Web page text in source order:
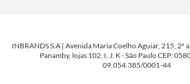
INBRANDS S.A | Avenida Maria Coelho Aguiar, 215, 2º
Panamby, lojas 102, I, J, K - São Paulo CEP:
09.054.385/0001-44